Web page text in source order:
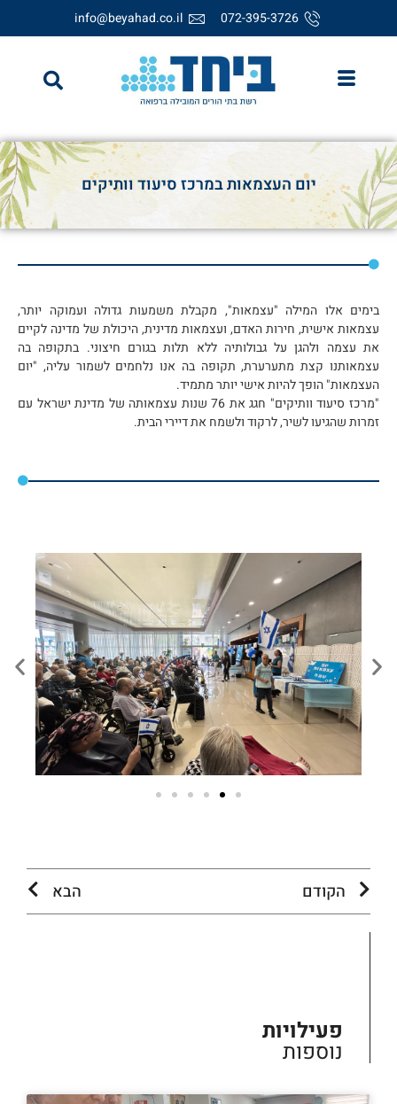
072-395-3726
info@beyahad.co.il
יום העצמאות במרכז סיעוד וותיקים
בימים אלו המילה "עצמאות", מקבלת משמעות גדולה ועמוקה יותר,
עצמאות אישית, חירות האדם, ועצמאות מדינית, היכולת של מדינה לקיים
את עצמה ולהגן על גבולותיה ללא תלות בגורם חיצוני. בתקופה בה
עצמאותנו קצת מתערערת, תקופה בה אנו נלחמים לשמור עליה, "יום
העצמאות" הופך להיות אישי יותר מתמיד.
"מרכז סיעוד וותיקים" חגג את 76 שנות עצמאותה של מדינת ישראל עם
זמרות שהגיעו לשיר, לרקוד ולשמח את דיירי הבית.
הקודם הבא
פעילויות
נוספות